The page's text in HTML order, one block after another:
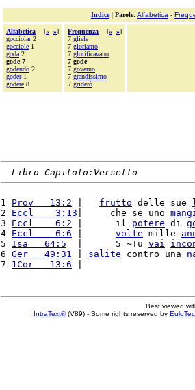
Indice| Parole: Alfabetica -
Alfabetica [« »]
gocciolar2
gocciole 1
goda 2
gode 7
godendo 2
goder1
godere 8
Frequenza [« »]
7 gliele
7 gloriamo
7 glorificavano
7 gode
7 governo
7 grandissimo
7 griderò
Libro Capitolo:Versetto
1 Prov   13:2 frutto delle sue
2 Eccl    3:13 |     che se uno
3 Eccl    6:2 |      il potere di
4 Eccl    6:6 volte mille
5 Isa   64:5
  |      5 ~Tu
vai
6 Ger   49:31 salite contro una
7 1Cor   13:6 |
Best viewed
IntraText®(V89) - Some rights reserved by